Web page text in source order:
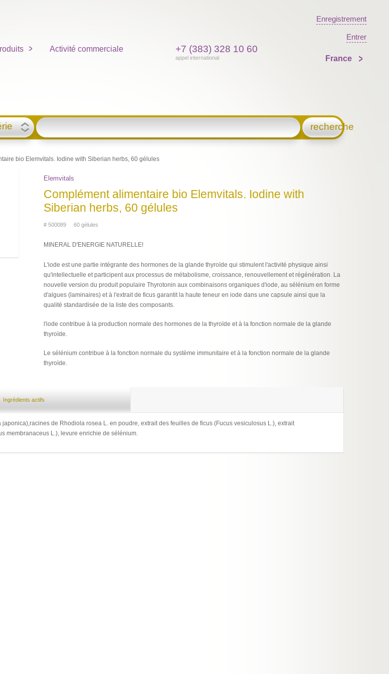
Activité commerciale +7 (383) 328 10 60
appel international
Enregistrement
Entrer
France
recherche
bio Elemvitals. Iodine with Siberian herbs, 60 gélules
Elemvitals
Complément alimentaire bio Elemvitals. Iodine with
Siberian herbs, 60 gélules
# 500089 60 gélules
MINERAL D'ENERGIE NATURELLE!
L'iode est une partie intégrante des hormones de la glande thyroïde qui stimulent l'activité physique ainsi
qu'intellectuelle et participent aux processus de métabolisme, croissance, renouvellement et régénération. La
nouvelle version du produit populaire Thyrotonin aux combinaisons organiques d'iode, au sélénium en forme
d'algues (laminaires) et à l'extrait de ficus garantit la haute teneur en iode dans une capsule ainsi que la
qualité standardisée de la liste des composants.
l'iode contribue à la production normale des hormones de la thyroïde et à la fonction normale de la glande
thyroïde.
Le sélénium contribue à la fonction normale du système immunitaire et à la fonction normale de la glande
thyroïde.
Ingrédients actifs
japonica),racines de Rhodiola rosea L. en poudre, extrait des feuilles de ficus (Fucus vesiculosus L.), extrait
membranaceus L.), levure enrichie de sélénium.